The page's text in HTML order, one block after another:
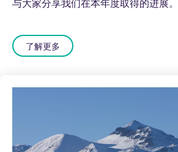
与大家分享我们在本年度取得的进展。
了解更多